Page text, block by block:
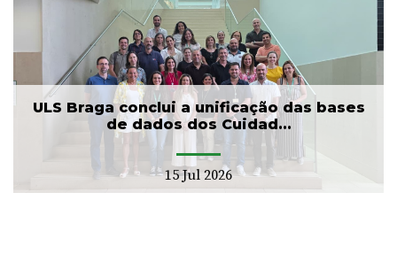
ULS Braga conclui a unificação das bases
de dados dos Cuidad...
15 Jul 2026